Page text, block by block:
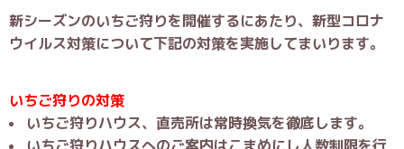
新シーズンのいちご狩りを開催するにあたり、新型コロナ
ウイルス対策について下記の対策を実施してまいります。
いちご狩りの対策
いちご狩りハウス、直売所は常時換気を徹底します。